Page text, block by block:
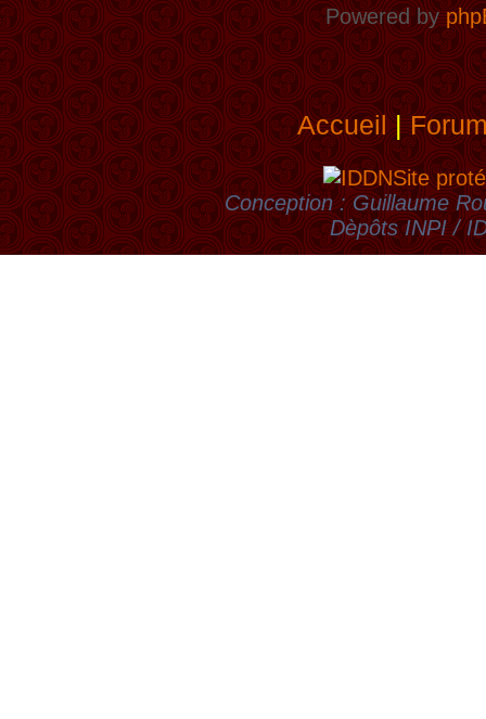
Powered by
Accueil|
Site
Conception : Guillaume
Dèpôts INPI /